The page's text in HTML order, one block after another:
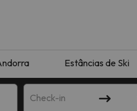
Estâncias de Ski
Check-in